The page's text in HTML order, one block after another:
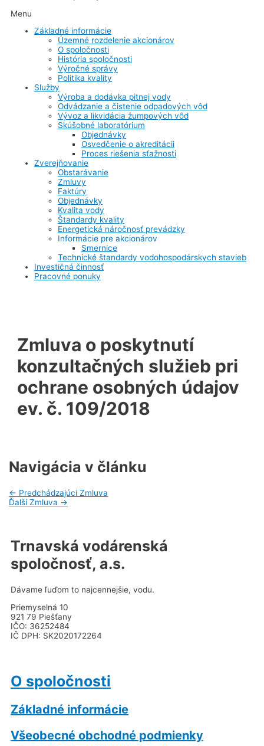
Menu
Základné informácie
Územné rozdelenie akcionárov
O spoločnosti
História spoločnosti
Výročné správy
Politika kvality
Služby
Výroba a dodávka pitnej vody
Odvádzanie a čistenie odpadových vôd
Vývoz a likvidácia žumpových vôd
Skúšobné laboratórium
Objednávky
Osvedčenie o akreditácii
Proces riešenia sťažnosti
Zverejňovanie
Obstarávanie
Zmluvy
Faktúry
Objednávky
Kvalita vody
Štandardy kvality
Energetická náročnosť prevádzky
Informácie pre akcionárov
Smernice
Technické štandardy vodohospodárskych stavieb
Investičná činnosť
Pracovné ponuky
Zmluva o poskytnutí
konzultačných služieb pri
ochrane osobných údajov
ev. č. 109/2018
Navigácia v článku
← Predchádzajúci Zmluva
Ďalší Zmluva →
Trnavská vodárenská
spoločnosť, a.s.
Dávame ľuďom to najcennejšie, vodu.
Priemyselná 10
921 79 Piešťany
IČO: 36252484
IČ DPH: SK2020172264
O spoločnosti
Základné informácie
Všeobecné obchodné podmienky